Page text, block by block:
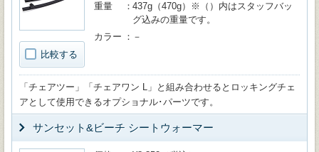
比較する
重量
437g（470g）※（）内はスタッフバッ
グ込みの重量です。
カラー
－
「チェアツー」「チェアワン L」と組み合わせるとロッキングチェ
アとして使用できるオプショナル･パーツです。
サンセット&ビーチ シートウォーマー